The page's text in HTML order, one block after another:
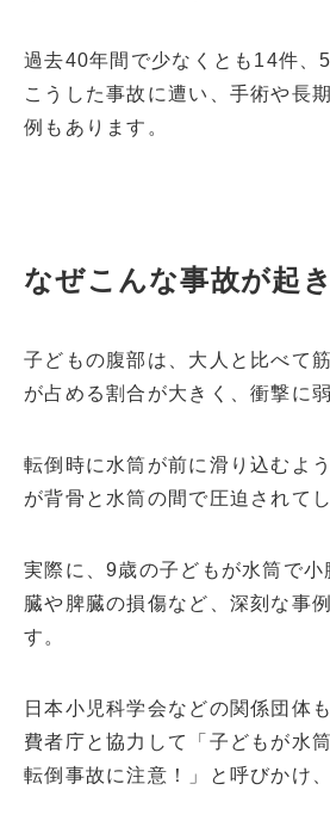
過去40年間で少なくとも14件、
こうした事故に遭い、手術や長
例もあります。
なぜこんな事故が起
子どもの腹部は、大人と比べて
が占める割合が大きく、衝撃に
転倒時に水筒が前に滑り込むよ
が背骨と水筒の間で圧迫されて
実際に、9歳の子どもが水筒で
臓や脾臓の損傷など、深刻な事
す。
日本小児科学会などの関係団体
費者庁と協力して「子どもが水
転倒事故に注意！」と呼びかけ、